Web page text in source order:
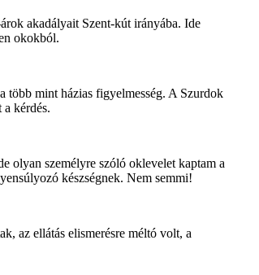
akadályait Szent-kút irányába. Ide
okokból.
több mint házias figyelmesség. A Szurdok
kérdés.
olyan személyre szóló oklevelet kaptam a
készségnek. Nem semmi!
az ellátás elismerésre méltó volt, a